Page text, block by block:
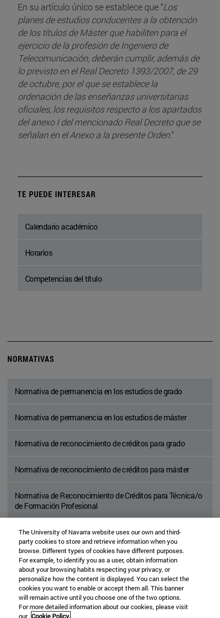
En su artículo único se establece que “Los
planes de estudios conducentes a la obtención
de los títulos de Máster que habiliten para el
ejercicio de la profesión de Ingeniero de
Telecomunicación, deberán cumplir, además de
lo previsto en el Real Decreto 1393/2007, de 29
de octubre, por el que se establece la
ordenación de las enseñanzas universitarias
oficiales, los requisitos respecto a los apartados
del anexo I del mencionado Real Decreto que se
señalan en el Anexo a la presente Orden.“
TE PUEDE INTERESAR
Calendario académico
Horarios
Competencias del título
NORMATIVAS
Normativa de permanencia en los estudios de grado
Normativa de permanencia en los estudios de máster
Normativa de reconocimiento de créditos para grado
Normativa de reconocimiento de créditos para máster
Normativa de Reconocimiento de Créditos para Técnica/o
de Formación Profesional
Normativa básica de la Universidad
Normativa general sobre evaluación
The University of Navarra website uses our own and third-
party cookies to store and retrieve information when you
browse. Different types of cookies have different purposes.
For example, to identify you as a user, obtain information
about your browsing habits respecting your privacy, or
personalize how the content is displayed. You can select the
cookies you want to enable or accept them all. This banner
will remain active until you choose one of the two options.
For more detailed information about our cookies, please visit
our Cookie Policy.